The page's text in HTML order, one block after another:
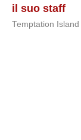
il suo staff
Temptation Island